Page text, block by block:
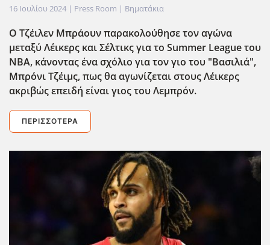
16 Ιουλίου 2024 | Press Room | Βηματάκια
Ο Τζέιλεν Μπράουν παρακολούθησε τον αγώνα
μεταξύ Λέικερς και Σέλτικς για το Summer League του
ΝΒΑ, κάνοντας ένα σχόλιο για τον γιο του "Βασιλιά",
Μπρόνι Τζέιμς, πως θα αγωνίζεται στους Λέικερς
ακριβώς επειδή είναι γιος του Λεμπρόν.
ΠΕΡΙΣΣΌΤΕΡΑ